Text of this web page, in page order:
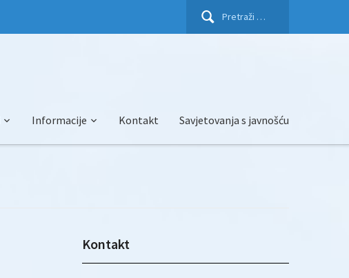
Pretraži:
Informacije Kontakt Savjetovanja s javnošću
Kontakt